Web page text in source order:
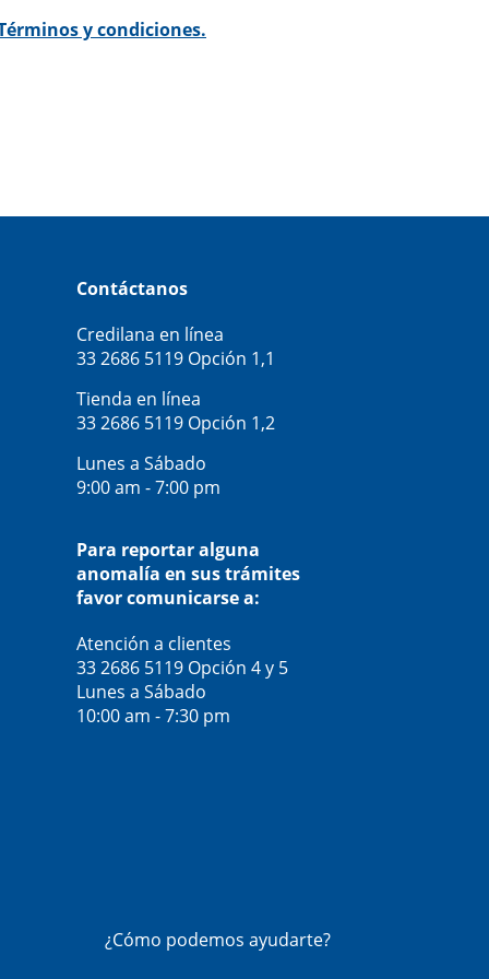
y condiciones.
Contáctanos
Credilana en línea
33 2686 5119 Opción 1,1
Tienda en línea
33 2686 5119 Opción 1,2
Lunes a Sábado
9:00 am - 7:00 pm
Para reportar alguna
anomalía en sus trámites
favor comunicarse a:
Atención a clientes
33 2686 5119 Opción 4 y 5
Lunes a Sábado
10:00 am - 7:30 pm
¿Cómo podemos ayudarte?